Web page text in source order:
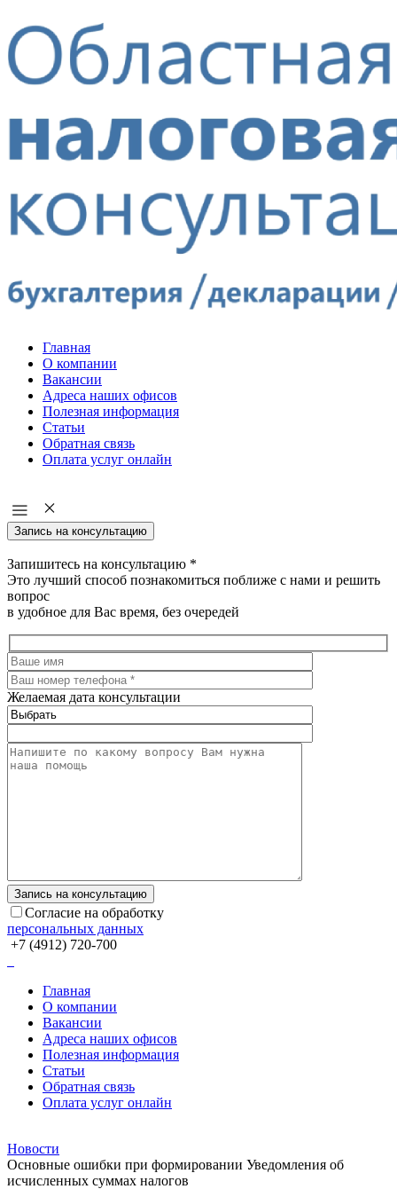
Главная
О компании
Вакансии
Адреса наших офисов
Полезная информация
Статьи
Обратная связь
Оплата услуг онлайн
Запись на консультацию
Запишитесь на консультацию *
Это лучший способ познакомиться поближе с нами и решить
вопрос
в удобное для Вас время, без очередей
Желаемая дата консультации
Согласие на обработку
персональных данных
+7 (4912) 720-700
Главная
О компании
Вакансии
Адреса наших офисов
Полезная информация
Статьи
Обратная связь
Оплата услуг онлайн
Новости
Основные ошибки при формировании Уведомления об
исчисленных суммах налогов